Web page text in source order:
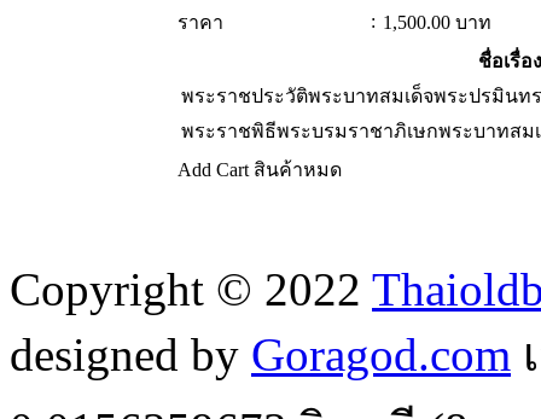
ราคา
: 1,500.00 บาท
ชื่อเรื่อง
พระราชประวัติพระบาทสมเด็จพระปรมิน
พระราชพิธีพระบรมราชาภิเษกพระบาทส
Add Cart สินค้าหมด
Copyright © 2022
designed by Goragod.com